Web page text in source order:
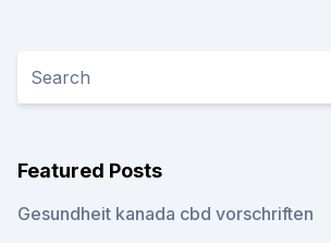
Featured Posts
Gesundheit kanada cbd vorschriften